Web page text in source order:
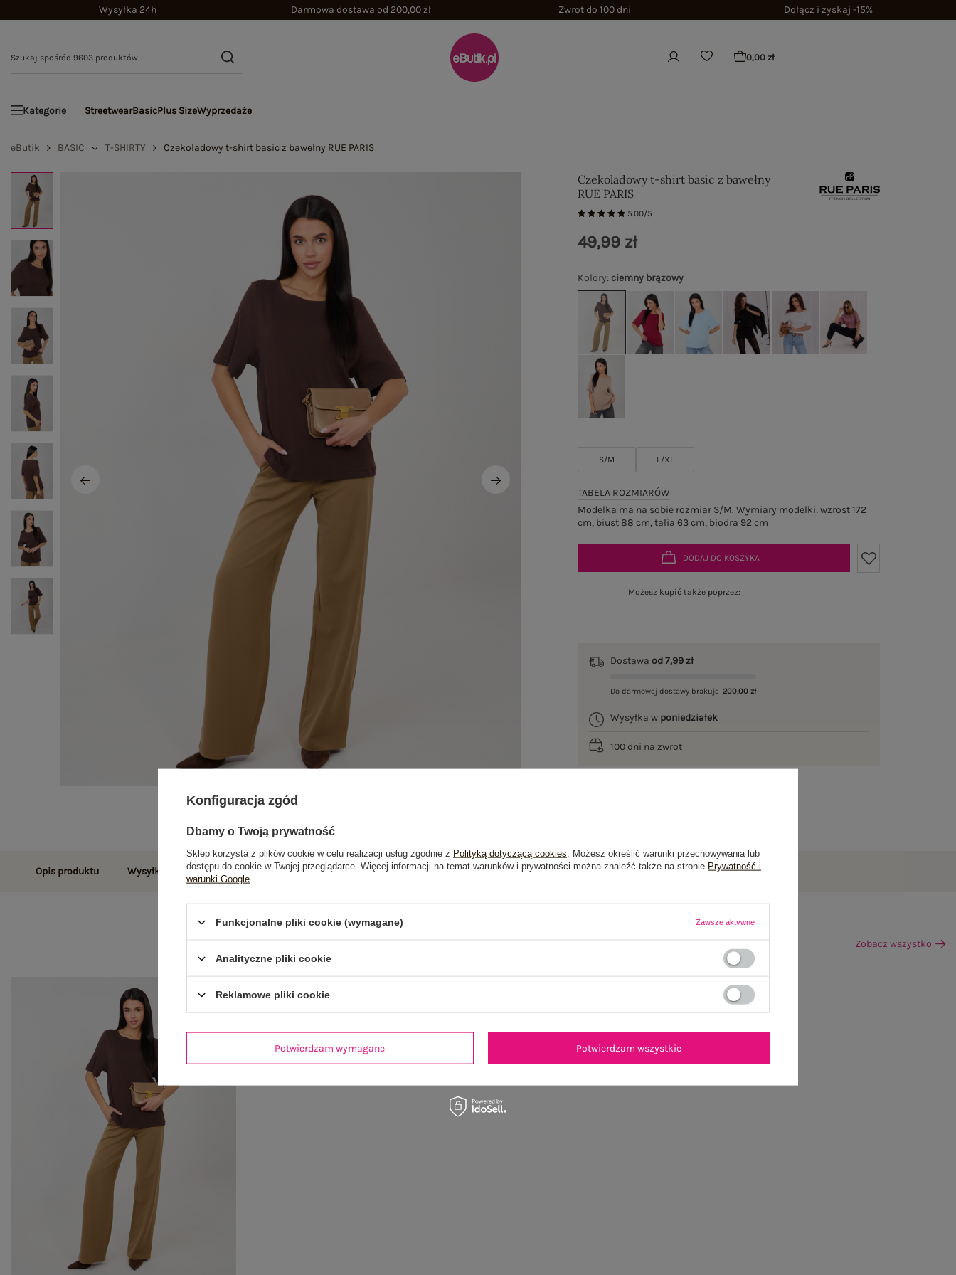
Wysyłka 24h Darmowa dostawa od 200,00 zł Zwrot do 100 dni Dołącz i zyskaj -15%
0,00 zł
Kategorie StreetwearBasicPlus SizeWyprzedaże
eButik BASIC T-SHIRTY Czekoladowy t-shirt basic z bawełny RUE PARIS
Czekoladowy t-shirt basic z bawełny
RUE PARIS
5.00/5
Kolory: ciemny brązowy
S/M L/XL
TABELA ROZMIARÓW
Modelka ma na sobie rozmiar S/M. Wymiary modelki: wzrost 172
cm, biust 88 cm, talia 63 cm, biodra 92 cm
49,99 zł
DODAJ DO KOSZYKA
Możesz kupić także poprzez:
Dostawaod 7,99 zł
Do darmowej dostawy brakuje 200,00 zł
Wysyłka w poniedziałek
100 dni na zwrot
Opis produktu Wysyłka i dostawa Zwroty i reklamacje Opinie o produkcie(1)
Zobacz wszystko
Konfiguracja zgód
Dbamy o Twoją prywatność
Sklep korzysta z plików cookie w celu realizacji usług zgodnie z Polityką dotyczącą cookies . Możesz określić warunki przechowywania lub
dostępu do cookie w Twojej przeglądarce. Więcej informacji na temat warunków i prywatności można znaleźć także na stronie Prywatność i
warunki Google
Funkcjonalne pliki cookie (wymagane) Zawsze aktywne
Analityczne pliki cookie
Reklamowe pliki cookie
Potwierdzam wymagane Potwierdzam wszystkie